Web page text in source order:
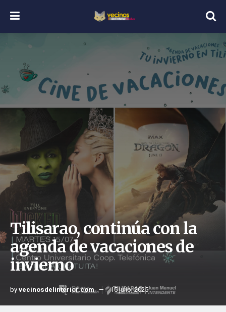
Tilisarao, continúa con la
agenda de vacaciones de
invierno
byvecinosdelinterior.com 15 julio, 2025